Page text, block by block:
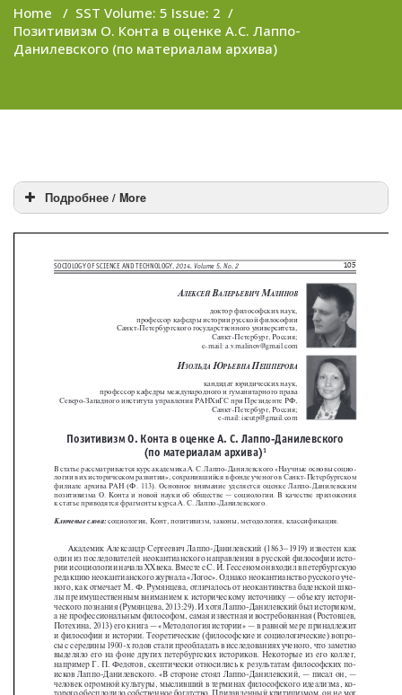
Home / SST Volume: 5 Issue: 2 /
Позитивизм О. Конта в оценке А.С. Лаппо-
Данилевского (по материалам архива)
Подробнее / More